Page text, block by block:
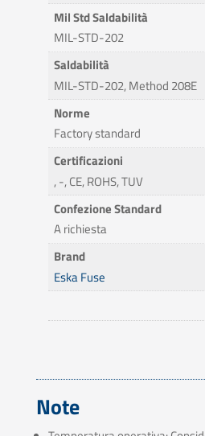
Mil Std Saldabilità
MIL-STD-202
Saldabilità
MIL-STD-202, Method 208E
Norme
Factory standard
Certificazioni
, -, CE, ROHS, TUV
Confezione Standard
A richiesta
Brand
Eska Fuse
Note